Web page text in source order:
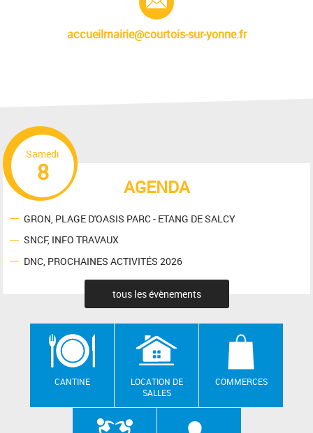
accueilmairie@courtois-sur-yonne.fr
AGENDA
Samedi
8
GRON, PLAGE D'OASIS PARC - ETANG DE SALCY
SNCF, INFO TRAVAUX
DNC, PROCHAINES ACTIVITÉS 2026
tous les évènements
CANTINE
LOCATION DE
SALLES
COMMERCES